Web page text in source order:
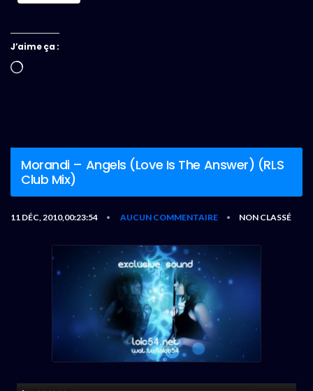
J’aime ça :
Chargement…
Morandi – Angels (Love Is The Answer) (RLS
Club Mix)
11 DÉC, 2010,00:23:54 • AUCUN COMMENTAIRE • NON CLASSÉ